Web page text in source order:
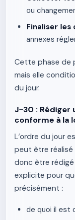
ou
Finaliser les
annexes
Cette phase de
mais elle
du jour.
J-30 : Rédiger
conforme à la
L’ordre du jour
peut être réalisé
donc être
explicite pour
précisément :
de quoi il est